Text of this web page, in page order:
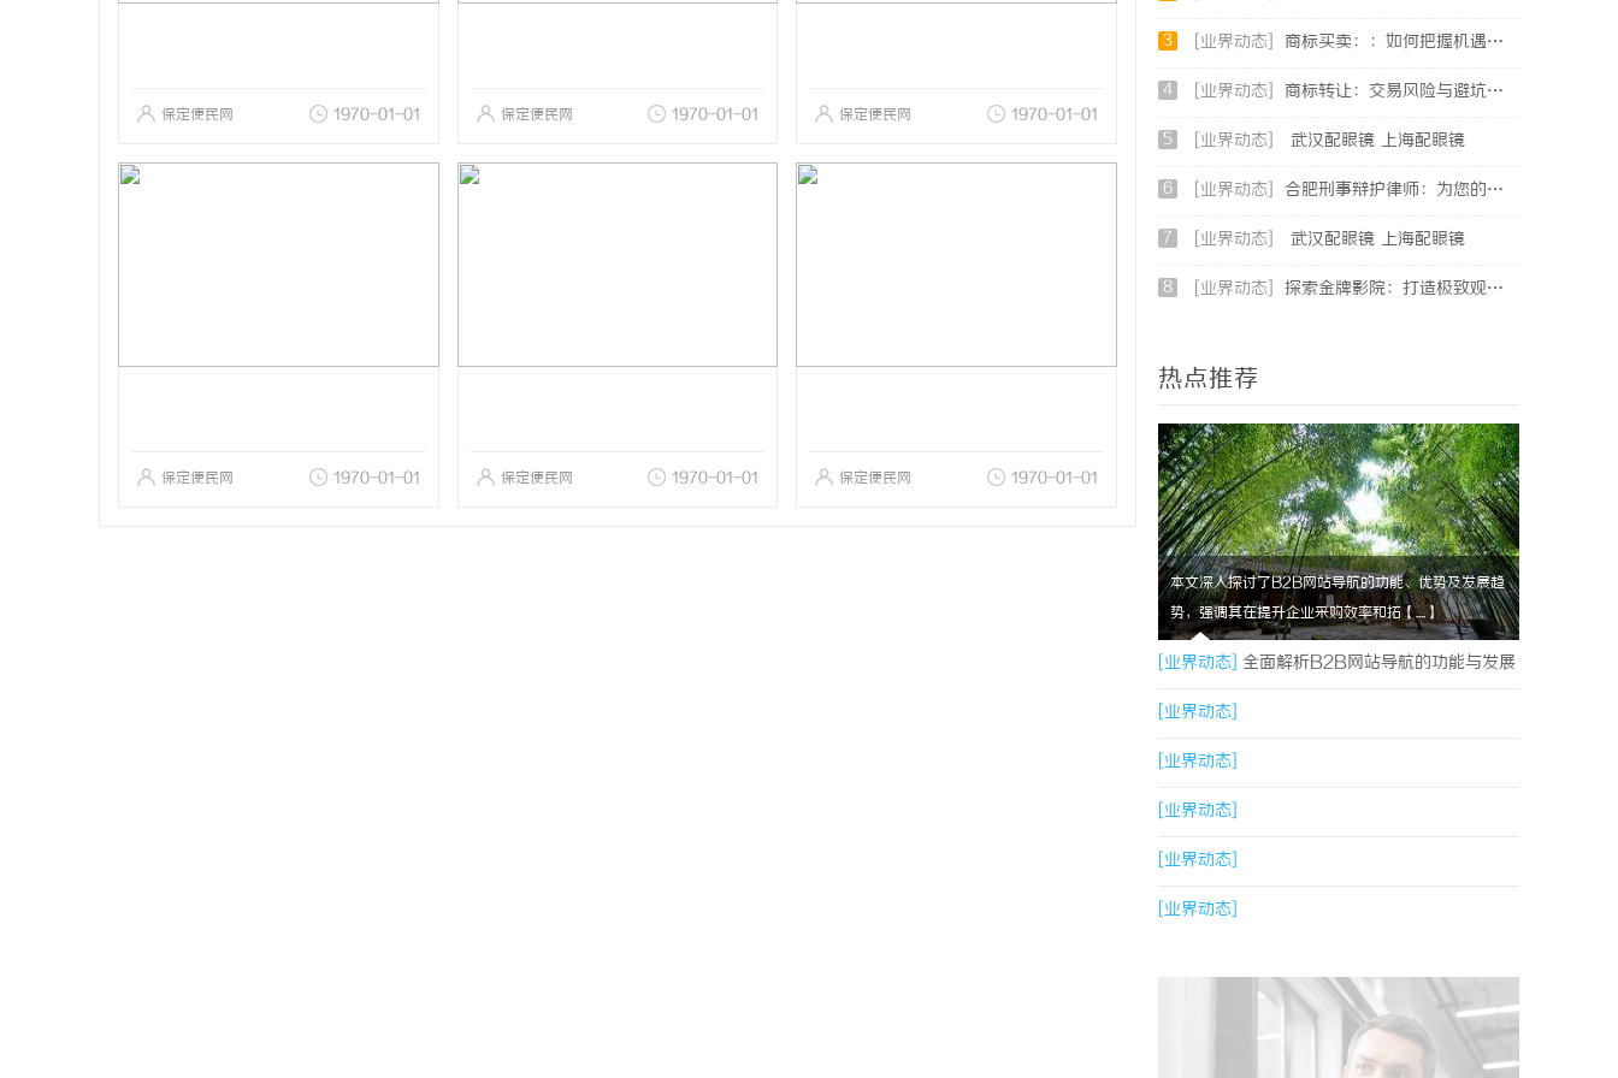
保定便民网 1970-01-01 保定便民网 1970-01-01 保定便民网 1970-01-01
保定便民网 1970-01-01 保定便民网 1970-01-01 保定便民网 1970-01-01
3 [业界动态] 商标买卖：：如何把握机遇与规避风险
4 [业界动态] 商标转让：交易风险与避坑指南
5 [业界动态] 武汉配眼镜 上海配眼镜
6 [业界动态] 合肥刑事辩护律师：为您的权益保驾护航
7 [业界动态] 武汉配眼镜 上海配眼镜
8 [业界动态] 探索金牌影院：打造极致观影体验的现代影院典范
热点推荐
本文深入探讨了B2B网站导航的功能、优势及发展趋
势，强调其在提升企业采购效率和拓【....】
[业界动态] 全面解析B2B网站导航的功能与发展
趋势
[业界动态]
[业界动态]
[业界动态]
[业界动态]
[业界动态]